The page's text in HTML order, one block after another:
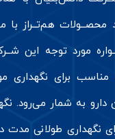
محصــولات هم‌تــراز با
مورد توجه این
برای نگهداری
دارو به شمار می‌رود.
نگهداری طولانی مدت